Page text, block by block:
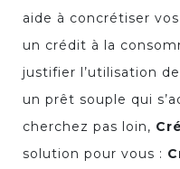
aide à concrétiser
un crédit à la
justifier l’utilisation
un prêt souple qui
cherchez pas loin,
solution pour vous :